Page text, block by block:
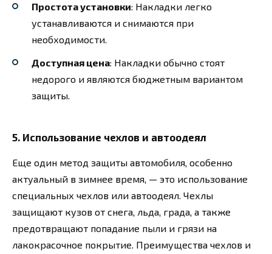
Простота установки: Накладки легко
устанавливаются и снимаются при
необходимости.
Доступная цена: Накладки обычно стоят
недорого и являются бюджетным вариантом
защиты.
5. Использование чехлов и автоодеял
Еще один метод защиты автомобиля, особенно
актуальный в зимнее время, — это использование
специальных чехлов или автоодеял. Чехлы
защищают кузов от снега, льда, града, а также
предотвращают попадание пыли и грязи на
лакокрасочное покрытие. Преимущества чехлов и